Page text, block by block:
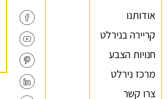
אודותנו
קריירה בנירלט
חנויות הצבע
מרכז נירלט
צרו קשר